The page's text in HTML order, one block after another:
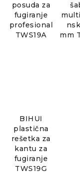
posuda za
fugiranje
profesional
TWS19A
mm
BIHUI
plastična
rešetka za
kantu za
fugiranje
TWS19G